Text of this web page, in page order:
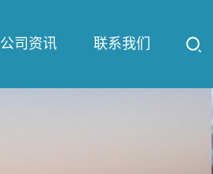
公司资讯 联系我们